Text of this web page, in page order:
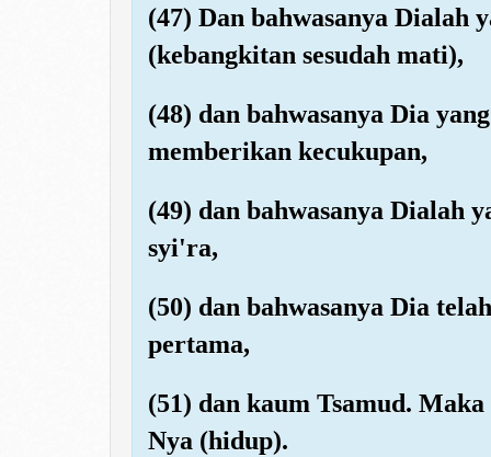
(47) Dan bahwasanya Dialah
(kebangkitan sesudah mati),
(48) dan bahwasanya Dia
memberikan kecukupan,
(49) dan bahwasanya Dialah
syi'ra,
(50) dan bahwasanya Dia
pertama,
(51) dan kaum Tsamud.
Nya (hidup).